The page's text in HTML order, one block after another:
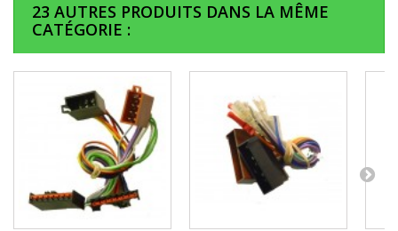
23 AUTRES PRODUITS DANS LA MÊME
CATÉGORIE :